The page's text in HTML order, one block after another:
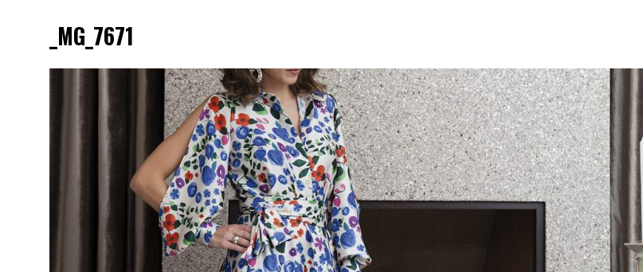
EL DESPERTAR DE LA CALIDEZ: ACABADOS DORADOS DE FV PARA ELEVAR TU ESPACIO
_MG_7671
SAINT-GOBAIN IMPTEK – XI CONVENCIÓN
INTERNACIONAL